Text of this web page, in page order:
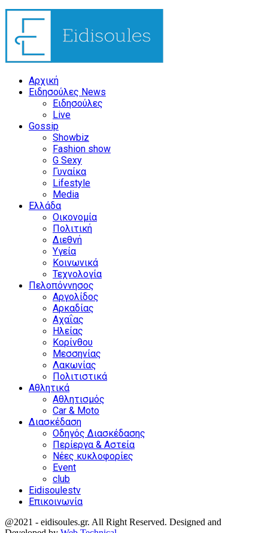
Αρχική
Ειδησούλες News
Ειδησούλες
Live
Gossip
Showbiz
Fashion show
G Sexy
Γυναίκα
Lifestyle
Media
Ελλάδα
Οικονομία
Πολιτική
Διεθνή
Υγεία
Κοινωνικά
Τεχνολογία
Πελοπόννησος
Αργολίδος
Αρκαδίας
Αχαΐας
Ηλείας
Κορίνθου
Μεσσηνίας
Λακωνίας
Πολιτιστικά
Αθλητικά
Αθλητισμός
Car & Moto
Διασκέδαση
Οδηγός Διασκέδασης
Περίεργα & Αστεία
Νέες κυκλοφορίες
Event
club
Eidisoulestv
Επικοινωνία
@2021 - eidisoules.gr. All Right Reserved. Designed and